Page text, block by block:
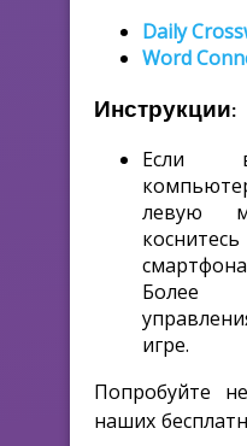
Daily
Word
Инструкции:
Если
левую
Более
игре.
Попробуйте
наших